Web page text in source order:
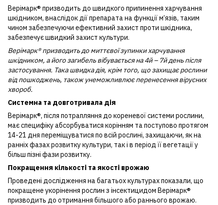
Верімарк® призводить до швидкого припинення харчування
шкідником, внаслідок дії препарата на функції м’язів, таким
чином забезпечуючи ефективний захист проти шкідника,
забезпечує швидкий захист культури.
Верімарк® призводить до миттєвої зупинки харчування
шкідником, а його загибель вібувається на 4й – 7й день після
застосування. Така швидка дія, крім того, що захищає рослини
від пошкоджень, також унеможливлює перенесення вірусних
хвороб.
Системна та довготривала дія
Верімарк®, після потрапляння до кореневої системи рослини,
має специфіку абсорбуватися корінням та поступово протягом
14-21 дня переміщуватися по всій рослині, захищаючи, як на
ранніх фазах розвитку культури, так і в період її вегетації у
більш пізні фази розвитку.
Покращення кількості та якості врожаю
Проведені дослідження на багатьох культурах показали, що
покращене укорінення рослин з інсектицидом Верімарк®
призводить до отримання більшого або раннього врожаю.